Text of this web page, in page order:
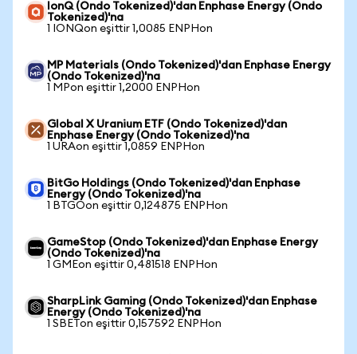
IonQ (Ondo Tokenized)'dan Enphase Energy (Ondo
Tokenized)'na
1 IONQon eşittir 1,0085 ENPHon
MP Materials (Ondo Tokenized)'dan Enphase Energy
(Ondo Tokenized)'na
1 MPon eşittir 1,2000 ENPHon
Global X Uranium ETF (Ondo Tokenized)'dan
Enphase Energy (Ondo Tokenized)'na
1 URAon eşittir 1,0859 ENPHon
BitGo Holdings (Ondo Tokenized)'dan Enphase
Energy (Ondo Tokenized)'na
1 BTGOon eşittir 0,124875 ENPHon
GameStop (Ondo Tokenized)'dan Enphase Energy
(Ondo Tokenized)'na
1 GMEon eşittir 0,481518 ENPHon
SharpLink Gaming (Ondo Tokenized)'dan Enphase
Energy (Ondo Tokenized)'na
1 SBETon eşittir 0,157592 ENPHon